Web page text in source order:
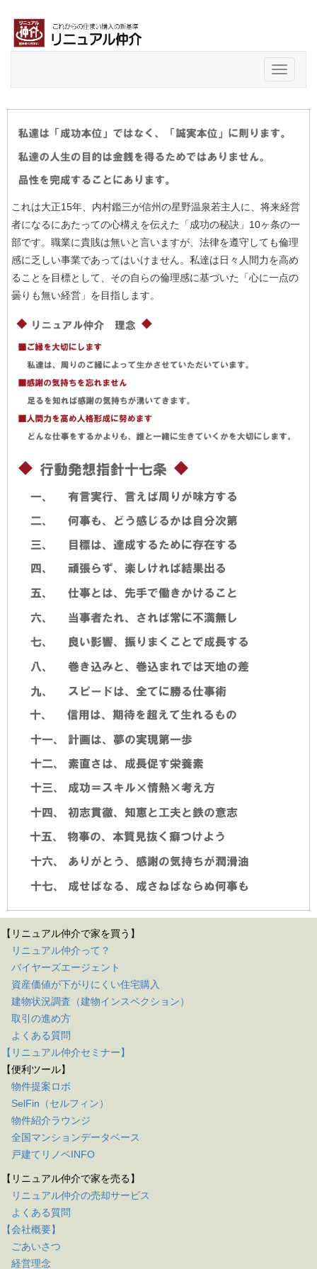
Toggle
これは大正15年、内村鑑三が信州の星野温泉若主人に、将来経営
者になるにあたっての心構えを伝えた「成功の秘訣」10ヶ条の一
部です。職業に貴賎は無いと言いますが、法律を遵守しても倫理
感に乏しい事業であってはいけません。私達は日々人間力を高め
ることを目標として、その自らの倫理感に基づいた「心に一点の
曇りも無い経営」を目指します。
【リニュアル仲介で家を買う】
リニュアル仲介って？
バイヤーズエージェント
資産価値が下がりにくい住宅購入
建物状況調査（建物インスペクション）
取引の進め方
よくある質問
【リニュアル仲介セミナー】
【便利ツール】
物件提案ロボ
SelFin（セルフィン）
物件紹介ラウンジ
全国マンションデータベース
戸建てリノベINFO
【リニュアル仲介で家を売る】
リニュアル仲介の売却サービス
よくある質問
【会社概要】
ごあいさつ
経営理念